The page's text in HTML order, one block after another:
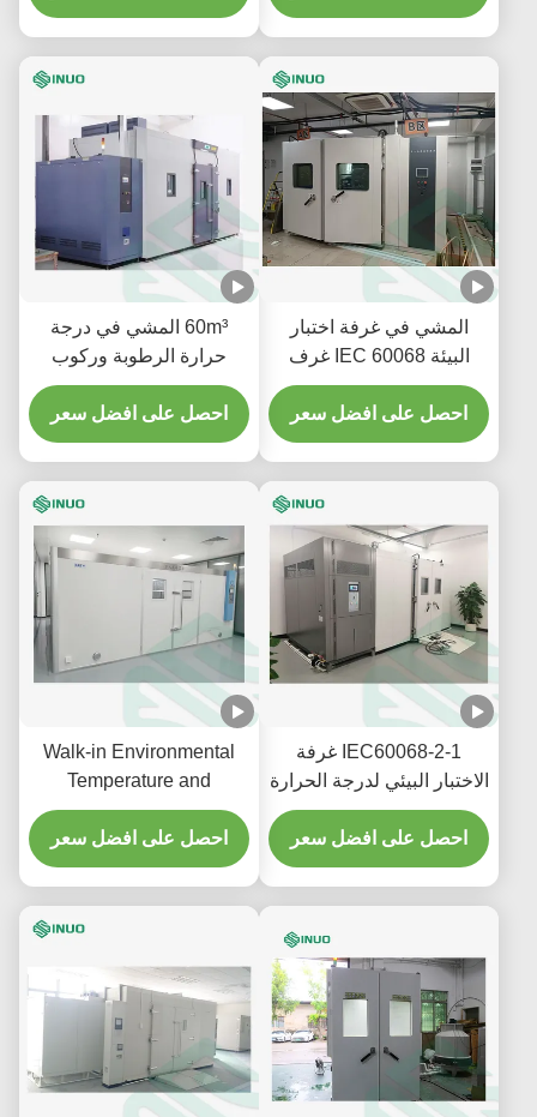
المشي في غرفة اختبار
البيئة IEC 60068 غرف
درجة الحرارة والرطوبة
احصل على افضل سعر
60m³ المشي في درجة
حرارة الرطوبة وركوب
الدراجات في غرفة الاختبار
البيئية
احصل على افضل سعر
IEC60068-2-1 غرفة
الاختبار البيئي لدرجة الحرارة
والرطوبة 12m3
احصل على افضل سعر
Walk-in Environmental
Temperature and
Humidity Test Chamber
48m³
احصل على افضل سعر